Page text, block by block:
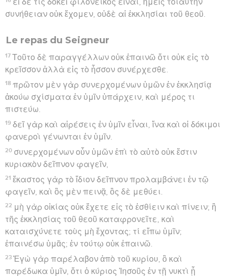
εἰ δέ τις δοκεῖ φιλόνεικος εἶναι, ἡμεῖς τοιαύτην
συνήθειαν οὐκ ἔχομεν, οὐδὲ αἱ ἐκκλησίαι τοῦ θεοῦ.
Le repas du Seigneur
17 Τοῦτο δὲ παραγγέλλων οὐκ ἐπαινῶ ὅτι οὐκ εἰς τὸ
κρεῖσσον ἀλλὰ εἰς τὸ ἧσσον συνέρχεσθε.
18 πρῶτον μὲν γὰρ συνερχομένων ὑμῶν ἐν ἐκκλησίᾳ
ἀκούω σχίσματα ἐν ὑμῖν ὑπάρχειν, καὶ μέρος τι
πιστεύω.
19 δεῖ γὰρ καὶ αἱρέσεις ἐν ὑμῖν εἶναι, ἵνα καὶ οἱ δόκιμοι
φανεροὶ γένωνται ἐν ὑμῖν.
20 συνερχομένων οὖν ὑμῶν ἐπὶ τὸ αὐτὸ οὐκ ἔστιν
κυριακὸν δεῖπνον φαγεῖν,
21 ἕκαστος γὰρ τὸ ἴδιον δεῖπνον προλαμβάνει ἐν τῷ
φαγεῖν, καὶ ὃς μὲν πεινᾷ, ὃς δὲ μεθύει.
22 μὴ γὰρ οἰκίας οὐκ ἔχετε εἰς τὸ ἐσθίειν καὶ πίνειν; ἢ
τῆς ἐκκλησίας τοῦ θεοῦ καταφρονεῖτε, καὶ
καταισχύνετε τοὺς μὴ ἔχοντας; τί εἴπω ὑμῖν;
ἐπαινέσω ὑμᾶς; ἐν τούτῳ οὐκ ἐπαινῶ.
23 Ἐγὼ γὰρ παρέλαβον ἀπὸ τοῦ κυρίου, ὃ καὶ
παρέδωκα ὑμῖν, ὅτι ὁ κύριος Ἰησοῦς ἐν τῇ νυκτὶ ᾗ